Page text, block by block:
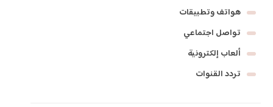
هواتف وتطبيقات
تواصل اجتماعي
ألعاب إلكترونية
تردد القنوات